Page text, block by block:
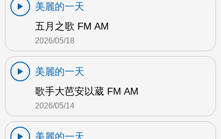
美麗的一天
五月之歌 FM AM
2026/05/18
美麗的一天
歌手大芭安以葳 FM AM
2026/05/14
美麗的一天